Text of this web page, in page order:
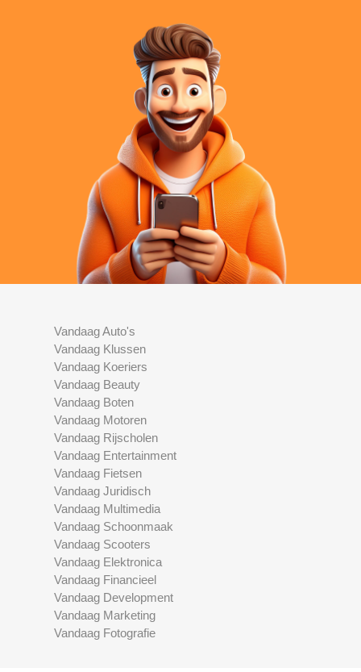
Vandaag Auto's
Vandaag Klussen
Vandaag Koeriers
Vandaag Beauty
Vandaag Boten
Vandaag Motoren
Vandaag Rijscholen
Vandaag Entertainment
Vandaag Fietsen
Vandaag Juridisch
Vandaag Multimedia
Vandaag Schoonmaak
Vandaag Scooters
Vandaag Elektronica
Vandaag Financieel
Vandaag Development
Vandaag Marketing
Vandaag Fotografie